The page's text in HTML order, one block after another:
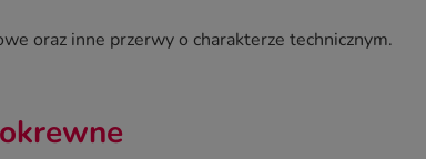
oraz inne przerwy o charakterze technicznym.